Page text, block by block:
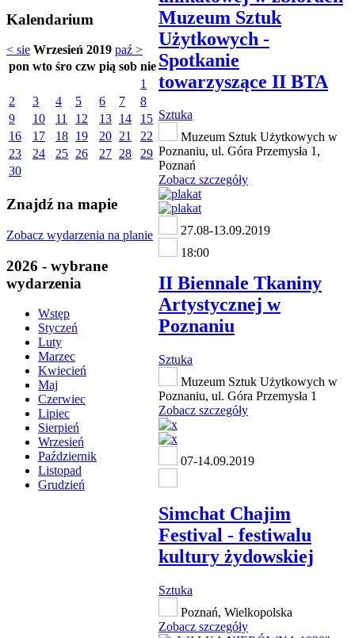
Kalendarium
< sie Wrzesień 2019 paź >
pon wto śro czw pią sob nie
1
2
3 4 5 6 7
8
9
10 11 12 13 14
15
16
17 18 19 20 21
22
23
24 25 26 27 28
29
30
Znajdź na mapie
Zobacz wydarzenia na planie
2026 - wybrane
wydarzenia
Wstęp
Styczeń
Luty
Marzec
Kwiecień
Maj
Czerwiec
Lipiec
Sierpień
Wrzesień
Październik
Listopad
Grudzień
Muzeum Sztuk
Użytkowych -
Spotkanie
towarzyszące II BTA
Sztuka
Muzeum Sztuk Użytkowych w
Poznaniu, ul. Góra Przemysła 1,
Poznań
Zobacz szczegóły
27.08-13.09.2019
18:00
II Biennale Tkaniny
Artystycznej w
Poznaniu
Sztuka
Muzeum Sztuk Użytkowych w
Poznaniu, ul. Góra Przemysła 1
Zobacz szczegóły
07-14.09.2019
Simchat Chajim
Festival - festiwalu
kultury żydowskiej
Sztuka
Poznań, Wielkopolska
Zobacz szczegóły